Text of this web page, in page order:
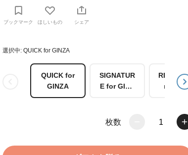
ブックマーク ほしいもの シェア
選択中: QUICK for GINZA
QUICK for
GINZA
SIGNATUR
E for GINZ
RESCUE
r
枚数 1